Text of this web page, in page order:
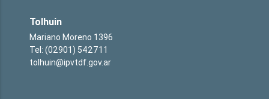
Tolhuin
Mariano Moreno 1396
Tel: (02901) 542711
tolhuin@ipvtdf.gov.ar